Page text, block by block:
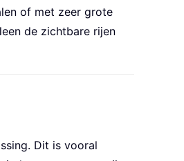
of met zeer grote
de zichtbare rijen
Dit is vooral